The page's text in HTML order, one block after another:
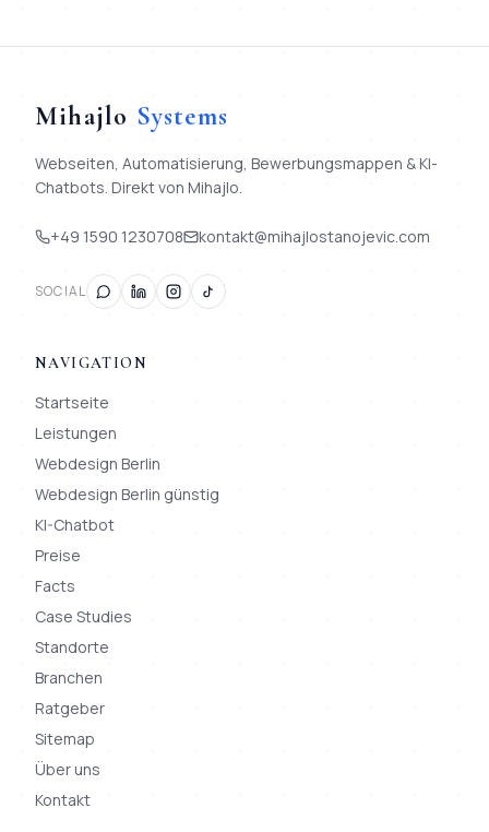
Mihajlo Systems
Webseiten, Automatisierung, Bewerbungsmappen & KI-
Chatbots. Direkt von Mihajlo.
+49 1590 1230708 kontakt@mihajlostanojevic.com
SOCIAL
NAVIGATION
Startseite
Leistungen
Webdesign Berlin
Webdesign Berlin günstig
KI-Chatbot
Preise
Facts
Case Studies
Standorte
Branchen
Ratgeber
Sitemap
Über uns
Kontakt